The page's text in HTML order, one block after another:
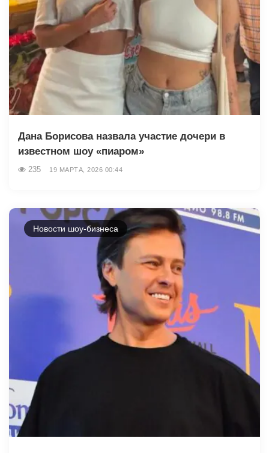
Дана Борисова назвала участие дочери в
известном шоу «пиаром»
235 19 МАРТА, 2026 00:44
Новости шоу-бизнеса